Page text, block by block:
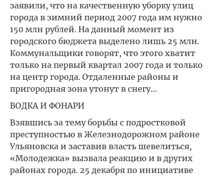
заявили, что на качественную уборку улиц
города в зимний период 2007 года им нужно
150 млн рублей. На данный момент из
городского бюджета выделено лишь 25 млн.
Коммунальщики говорят, что этого хватит
только на первый квартал 2007 года и только
на центр города. Отдаленные районы и
пригородная зона утонут в снегу…
ВОДКА И ФОНАРИ
Взявшись за тему борьбы с подростковой
преступностью в Железнодорожном районе
Ульяновска и заставив власть шевелиться,
«Молодежка» вызвала реакцию и в других
районах города. 25 декабря по инициативе